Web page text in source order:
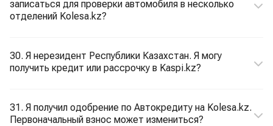
записаться для проверки автомобиля в несколько
отделений Kolesa.kz?
30. Я нерезидент Республики Казахстан. Я могу
получить кредит или рассрочку в Kaspi.kz?
31. Я получил одобрение по Автокредиту на Kolesa.kz.
Первоначальный взнос может измениться?